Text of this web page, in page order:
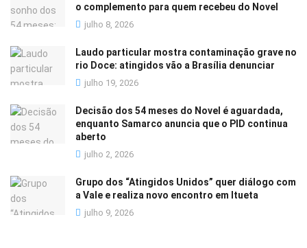
o complemento para quem recebeu do Novel
julho 8, 2026
Laudo particular mostra contaminação grave no
rio Doce: atingidos vão a Brasília denunciar
julho 19, 2026
Decisão dos 54 meses do Novel é aguardada,
enquanto Samarco anuncia que o PID continua
aberto
julho 2, 2026
Grupo dos “Atingidos Unidos” quer diálogo com
a Vale e realiza novo encontro em Itueta
julho 9, 2026